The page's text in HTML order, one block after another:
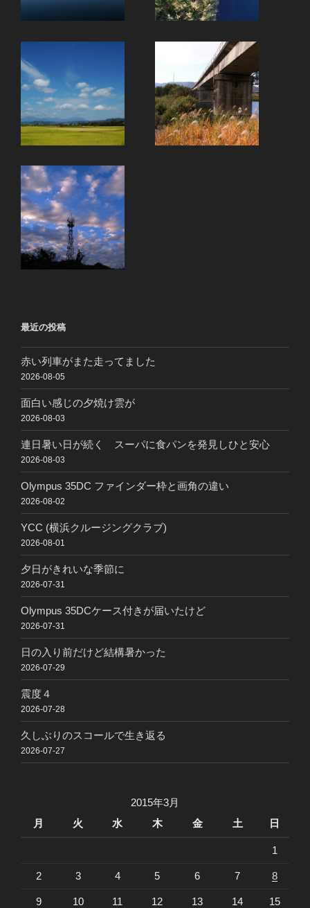
最近の投稿
赤い列車がまた走ってました
2026-08-05
面白い感じの夕焼け雲が
2026-08-03
連日暑い日が続く スーパに食パンを発見しひと安心
2026-08-03
Olympus 35DC ファインダー枠と画角の違い
2026-08-02
YCC (横浜クルージングクラブ)
2026-08-01
夕日がきれいな季節に
2026-07-31
Olympus 35DCケース付きが届いたけど
2026-07-31
日の入り前だけど結構暑かった
2026-07-29
震度４
2026-07-28
久しぶりのスコールで生き返る
2026-07-27
2015年3月
月
火 水 木 金 土 日
1
2 3 4 5 6 7 8
9 10 11 12 13 14 15